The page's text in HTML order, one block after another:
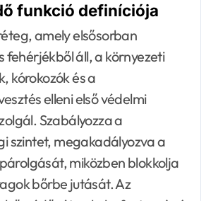
funkció definíciója
amely elsősorban
fehérjékből áll, a környezeti
kórokozók és a
elleni első védelmi
Szabályozza a
szintet, megakadályozva a
miközben blokkolja
bőrbe jutását. Az